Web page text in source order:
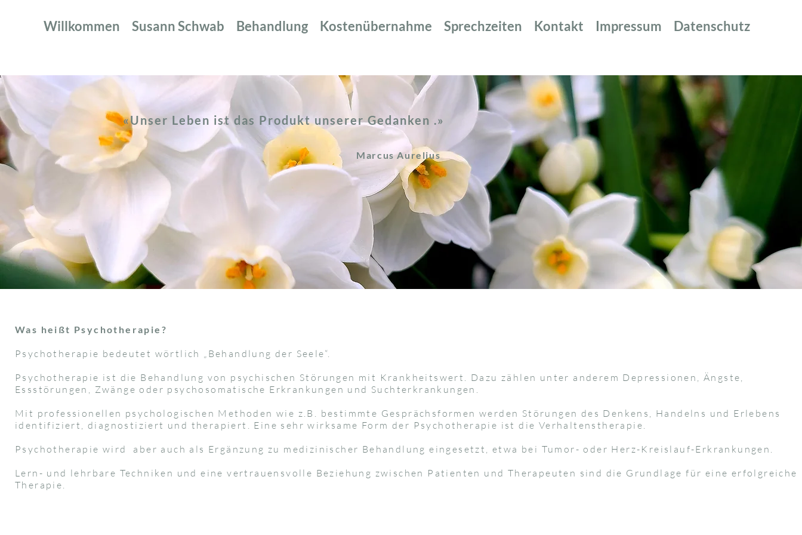
Willkommen Susann Schwab Behandlung Kostenübernahme Sprechzeiten Kontakt Impressum Datenschutz
«Unser Leben ist das Produkt unserer Gedanken .»
Marcus Aurelius
Was heißt Psychotherapie?
Psychotherapie bedeutet wörtlich „Behandlung der Seele“.
Psychotherapie ist die Behandlung von psychischen Störungen mit Krankheitswert. Dazu zählen unter anderem Depressionen, Ängste,
Essstörungen, Zwänge oder psychosomatische Erkrankungen und Suchterkrankungen.
Mit professionellen psychologischen Methoden wie z.B. bestimmte Gesprächsformen werden Störungen des Denkens, Handelns und Erlebens
identifiziert, diagnostiziert und therapiert. Eine sehr wirksame Form der Psychotherapie ist die Verhaltenstherapie.
​Psychotherapie wird
aber auch als Ergänzung zu medizinischer Behandlung eingesetzt, etwa bei Tumor- oder Herz-Kreislauf-Erkrankungen.
Lern- und lehrbare Techniken und eine vertrauensvolle Beziehung zwischen Patienten und Therapeuten sind die Grundlage für eine erfolgreiche
Therapie.